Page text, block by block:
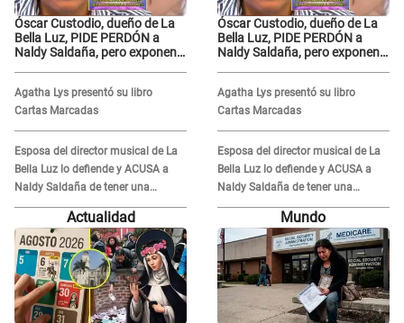
Óscar Custodio, dueño de La
Bella Luz, PIDE PERDÓN a
Naldy Saldaña, pero exponen
grabar"
Agatha Lys presentó su libro
Cartas Marcadas
Esposa del director musical de La
Bella Luz lo defiende y ACUSA a
Naldy Saldaña de tener una
relación con él y otros integrantes
Óscar Custodio, dueño de La
Bella Luz, PIDE PERDÓN a
Naldy Saldaña, pero exponen
grabar"
Agatha Lys presentó su libro
Cartas Marcadas
Esposa del director musical de La
Bella Luz lo defiende y ACUSA a
Naldy Saldaña de tener una
relación con él y otros integrantes
Actualidad Mundo